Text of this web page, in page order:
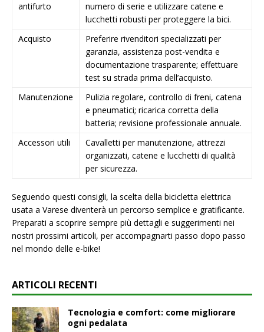
antifurto
numero di serie e utilizzare catene e
lucchetti robusti per proteggere la bici.
Acquisto
Preferire rivenditori specializzati per
garanzia, assistenza post-vendita e
documentazione trasparente; effettuare
test su strada prima dell’acquisto.
Manutenzione
Pulizia regolare, controllo di freni, catena
e pneumatici; ricarica corretta della
batteria; revisione professionale annuale.
Accessori utili
Cavalletti per manutenzione, attrezzi
organizzati, catene e lucchetti di qualità
per sicurezza.
Seguendo questi consigli, la scelta della bicicletta elettrica
usata a Varese diventerà un percorso semplice e gratificante.
Preparati a scoprire sempre più dettagli e suggerimenti nei
nostri prossimi articoli, per accompagnarti passo dopo passo
nel mondo delle e-bike!
ARTICOLI RECENTI
Tecnologia e comfort: come migliorare
ogni pedalata